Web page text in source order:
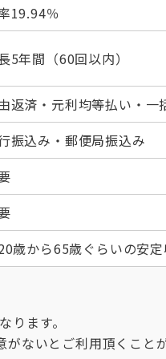
19.94％
5年間（60回以内）
返済・元利均等払い・一
振込み・郵便局振込み
歳から65歳ぐらいの安
ます。
ないとご利用頂くこと